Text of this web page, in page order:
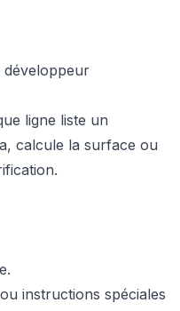
ligne liste un
calcule la surface ou
instructions spéciales